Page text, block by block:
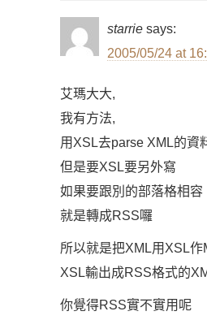
starrie says:
2005/05/24 at
艾瑪大大,
我有方法,
用XSL去parse XML的資
但是要XSL要另外寫
如果要跟別的部落格相容
就是轉成RSS囉
所以就是把XML用XSL作
XSL輸出成RSS格式的
你覺得RSS實不實用呢